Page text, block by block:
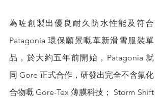
為咗創製出優良耐久防水性能及符合
Patagonia 環保願景嘅革新滑雪服裝單
品，於大約五年前開始，Patagonia 就
同 Gore 正式合作，研發出完全不含氟化
合物嘅 Gore-Tex 薄膜科技； Storm Shift